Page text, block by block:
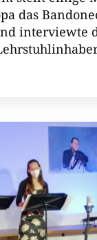
das
interviewte